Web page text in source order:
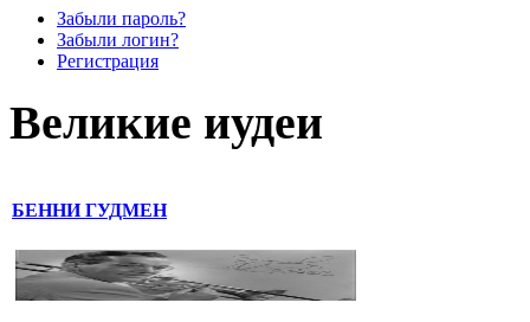
Забыли пароль?
Забыли логин?
Регистрация
Великие иудеи
БЕННИ ГУДМЕН